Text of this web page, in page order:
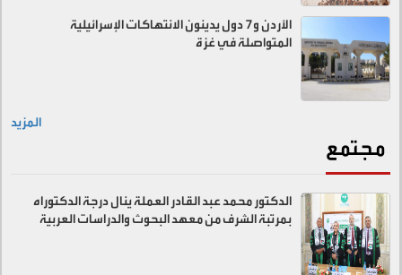
الأردن و7 دول يدينون الانتهاكات الإسرائيلية
المتواصلة في غزة
المزيد
مجتمع
الدكتور محمد عبد القادر العملة ينال درجة الدكتوراه
بمرتبة الشرف من معهد البحوث والدراسات العربية